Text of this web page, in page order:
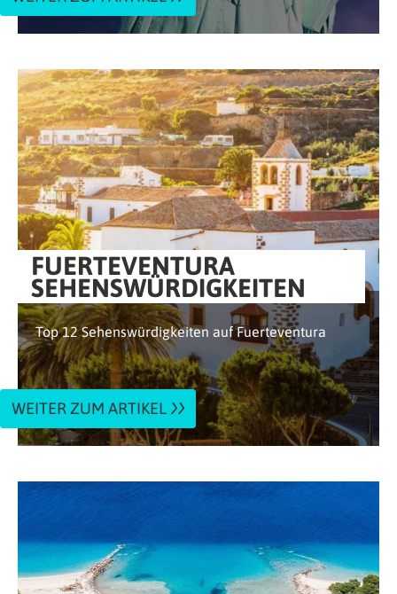
FUERTEVENTURA
SEHENSWÜRDIGKEITEN
Top 12 Sehenswürdigkeiten auf Fuerteventura
WEITER ZUM ARTIKEL